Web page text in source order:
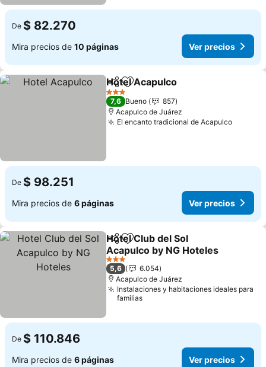
De $ 82.270
Mira precios de 10 páginas Ver precios
CompartirAgregar a favoritos
Hotel Acapulco
3 Estrellas
7,6 Bueno
857
Acapulco de Juárez
El encanto tradicional de Acapulco
De $ 98.251
Mira precios de 6 páginas Ver precios
CompartirAgregar a favoritos
Hotel Club del Sol
Acapulco by NG Hoteles
3 Estrellas
5,6
6.054
Acapulco de Juárez
Instalaciones y habitaciones ideales para
familias
De $ 110.846
Mira precios de 6 páginas Ver precios